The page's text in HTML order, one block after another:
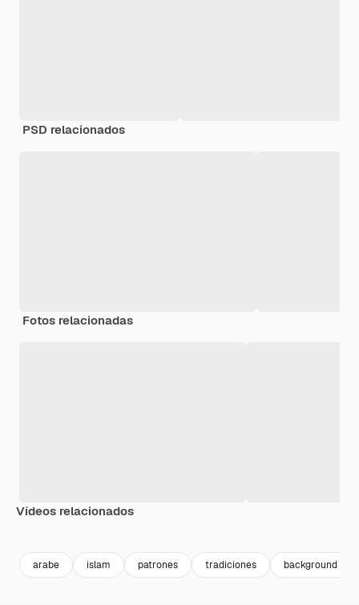
PSD relacionados
Fotos relacionadas
Vídeos relacionados
arabe islam patrones tradiciones background